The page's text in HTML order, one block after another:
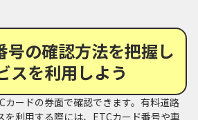
号の確認方法を把握し
スを利用しよう
カードの券面で確認できます。有料道路
を利用する際には、ETCカード番号や車